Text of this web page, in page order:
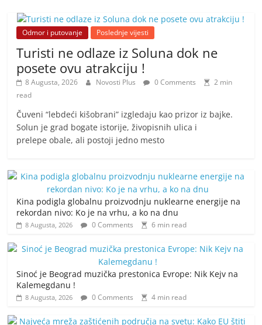
Odmor i putovanje Poslednje vijesti
Turisti ne odlaze iz Soluna dok ne
posete ovu atrakciju !
8 Augusta, 2026 Novosti Plus 0 Comments
2 min
read
Čuveni “lebdeći kišobrani” izgledaju kao prizor iz bajke.
Solun je grad bogate istorije, živopisnih ulica i
prelepe obale, ali postoji jedno mesto
Kina podigla globalnu proizvodnju nuklearne energije na
rekordan nivo: Ko je na vrhu, a ko na dnu
8 Augusta, 2026 0 Comments 6 min read
Sinoć je Beograd muzička prestonica Evrope: Nik Kejv na
Kalemegdanu !
8 Augusta, 2026 0 Comments 4 min read